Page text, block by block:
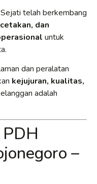
Sejati telah berkembang
dan
untuk
dan peralatan
kejujuran, kualitas,
adalah
–